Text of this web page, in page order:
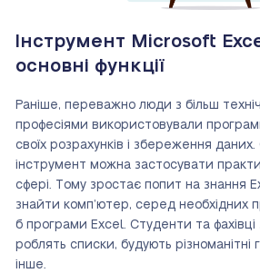
Інструмент Microsoft
основні функції
Раніше, переважно люди з більш
професіями використовували
своїх розрахунків і збереження
інструмент можна застосувати
сфері. Тому зростає попит на знання
знайти комп’ютер, серед необхідних
б програми Excel. Студенти та фахівці
роблять списки, будують різноманітні
інше.